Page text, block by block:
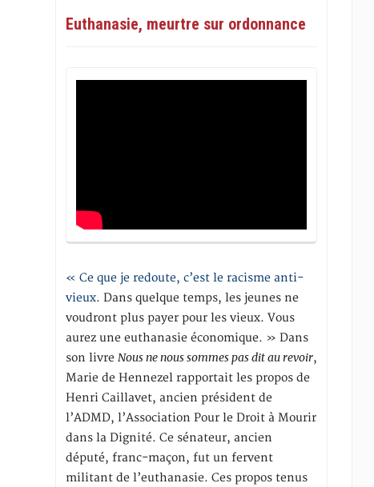
Euthanasie, meurtre sur ordonnance
« Ce que je redoute, c’est le racisme anti-
vieux. Dans quelque temps, les jeunes ne
voudront plus payer pour les vieux. Vous
aurez une euthanasie économique. » Dans
son livreNous ne nous sommes pas dit au revoir,
Marie de Hennezel rapportait les propos de
Henri Caillavet, ancien président de
l’ADMD, l’Association Pour le Droit à Mourir
dans la Dignité. Ce sénateur, ancien
député, franc-maçon, fut un fervent
militant de l’euthanasie. Ces propos tenus